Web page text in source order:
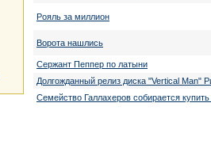
Рояль за миллион
Ворота нашлись
Сержант Пеппер по латыни
Долгожданный релиз диска "Vertical Man"
Семейство Галлахеров собирается